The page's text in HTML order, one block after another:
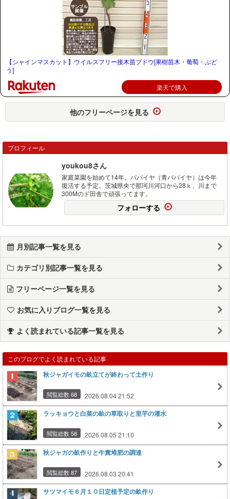
【シャインマスカット】ウイルスフリー接木苗ブドウ[果樹苗木・葡萄・ぶど
う]
楽天で購入
他のフリーページを見る
プロフィール
youkou8さん
家庭菜園を始めて14年。パパイヤ（青パパイヤ）は今年
復活する予定。茨城県央で那珂川河口から28ｋ、川まで
300Mのド田舎で頑張ってます。
フォローする
月別記事一覧を見る
カテゴリ別記事一覧を見る
フリーページ一覧を見る
お気に入りブログ一覧を見る
よく読まれている記事一覧を見る
このブログでよく読まれている記事
秋ジャガイモの畝立てが終わって土作り
閲覧総数 68 2026.08.04 21:52
ラッキョウと白菜の畝の草取りと里芋の灌水
閲覧総数 58 2026.08.05 21:10
秋ジャガの畝作りと牛糞堆肥の調達
閲覧総数 87 2026.08.03 20:41
サツマイモ６月１０日定植予定の畝作り